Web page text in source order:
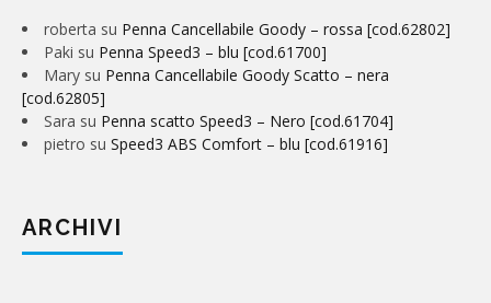
roberta su Penna Cancellabile Goody – rossa [cod.62802]
Paki su Penna Speed3 – blu [cod.61700]
Mary su Penna Cancellabile Goody Scatto – nera
[cod.62805]
Sara su Penna scatto Speed3 – Nero [cod.61704]
pietro su Speed3 ABS Comfort – blu [cod.61916]
ARCHIVI